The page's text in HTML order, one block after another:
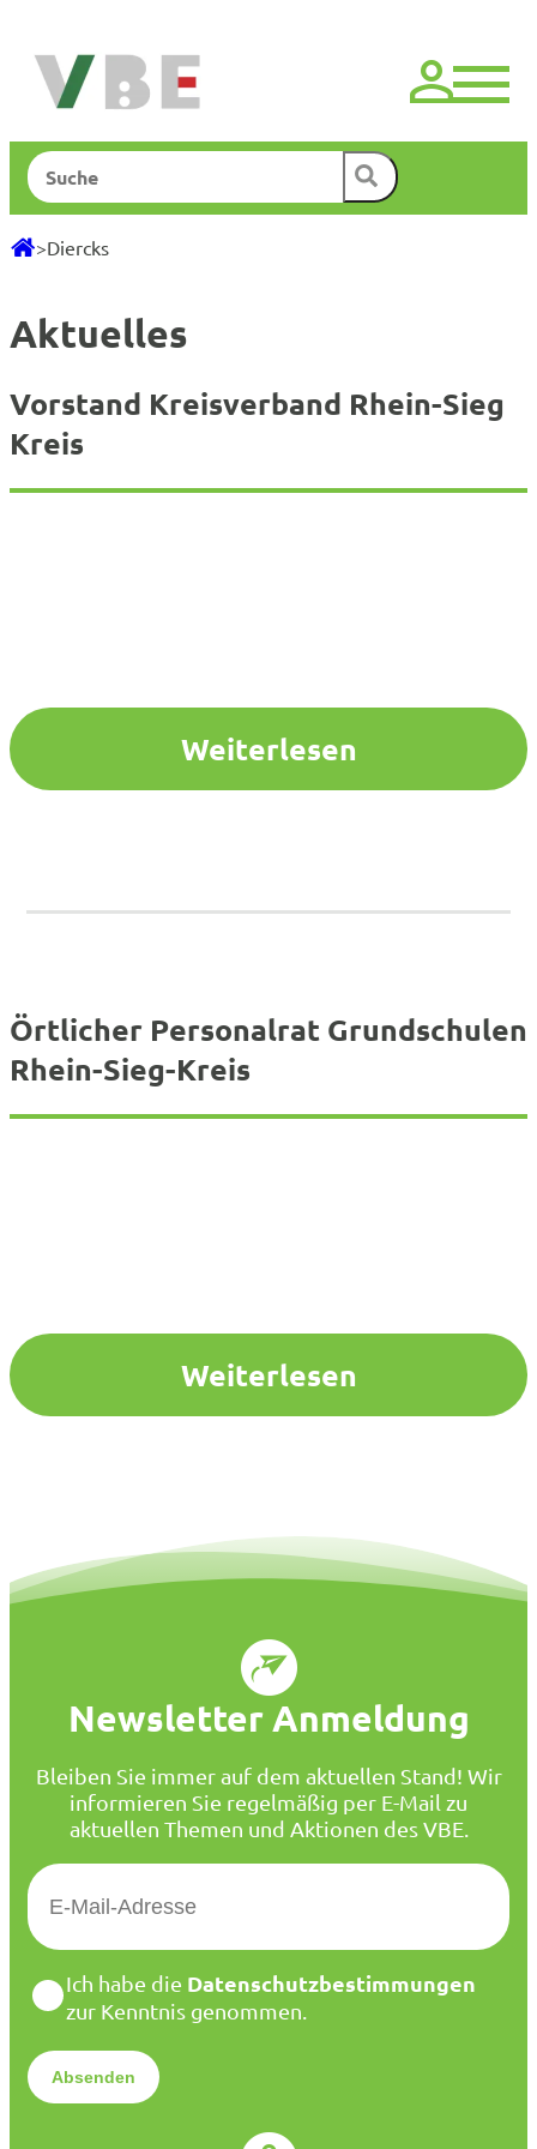
springen
Suchen
>Diercks
Aktuelles
Vorstand Kreisverband Rhein-Sieg
Kreis
Weiterlesen
Örtlicher Personalrat Grundschulen
Rhein-Sieg-Kreis
Weiterlesen
Newsletter Anmeldung
Bleiben Sie immer auf dem aktuellen Stand! Wir
informieren Sie regelmäßig per E-Mail zu
aktuellen Themen und Aktionen des VBE.
E
M
*
D
a
e
n
Ich habe die Datenschutzbestimmungen
zur Kenntnis genommen.